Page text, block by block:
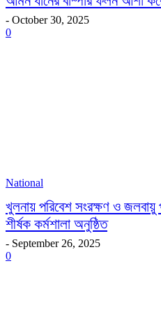
- October 30, 2025
0
National
খুলনায় পরিবেশ সংরক্ষণ ও জলবায়ু
শীর্ষক কর্মশালা অনুষ্ঠিত
- September 26, 2025
0